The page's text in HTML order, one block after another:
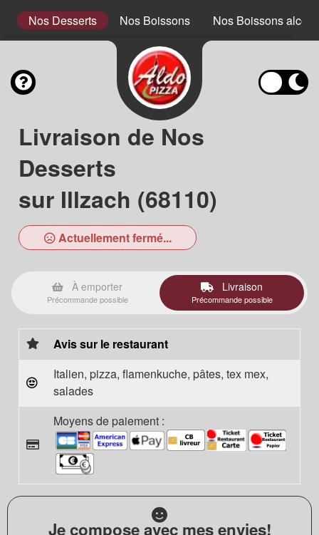
Nos Desserts Nos Boissons Nos Boissons
Livraison de Nos
Desserts
sur Illzach (68110)
Actuellement fermé...
À emporter
Précommande possible
Livraison
Précommande possible
Avis sur le restaurant
Italien, pizza, flamenkuche, pâtes, tex mex,
salades
Moyens de paiement :
Je compose avec mes envies!